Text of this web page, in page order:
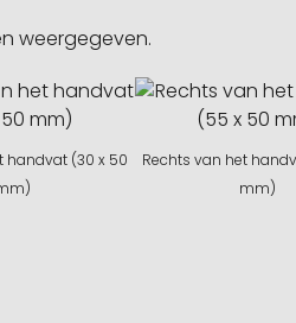
weergegeven.
handvat (30 x 50
Rechts van het
mm)